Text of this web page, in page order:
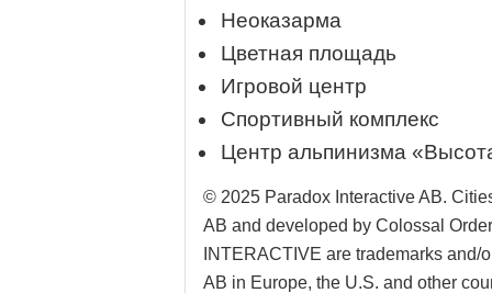
Неоказарма
Цветная площадь
Игровой центр
Спортивный комплекс
Центр альпинизма
© 2025 Paradox Interactive AB.
AB and developed by Colossal
INTERACTIVE are trademarks
AB in Europe, the U.S. and other